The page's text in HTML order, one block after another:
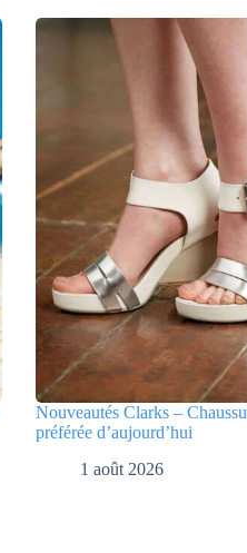
Nouveautés Clarks –
préférée d’aujourd’hui
1 août 2026